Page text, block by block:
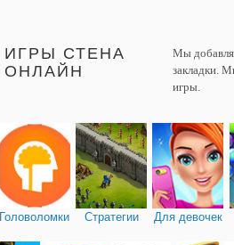
ИГРЫ СТЕНА
ОНЛАЙН
Мы
закладки.
игры.
Головоломки Стратегии Для девочек